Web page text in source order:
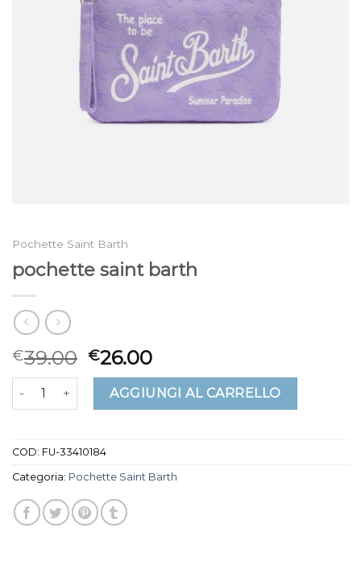
Pochette Saint Barth
pochette saint barth
€39.00 €26.00
pochette saint barth quantitàAGGIUNGI AL CARRELLO
COD: FU-33410184
Categoria: Pochette Saint Barth